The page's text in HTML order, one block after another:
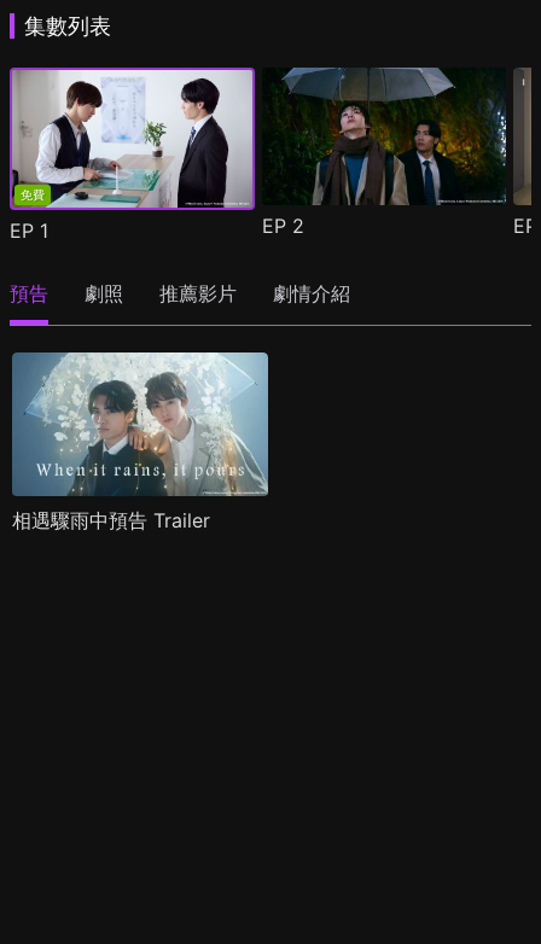
集數列表
免費
EP 1 EP 2
預告 劇照 推薦影片 劇情介紹
相遇驟雨中預告 Trailer